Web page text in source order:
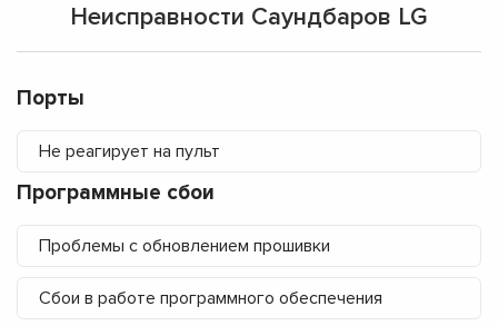
Неисправности Саундбаров LG
Порты
Не реагирует на пульт
Программные сбои
Проблемы с обновлением прошивки
Сбои в работе программного обеспечения